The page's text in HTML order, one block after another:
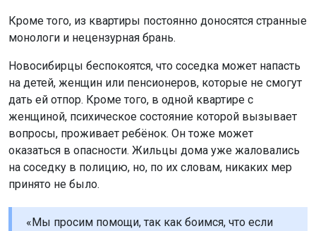
Кроме того, из квартиры постоянно доносятся странные
монологи и нецензурная брань.
Новосибирцы беспокоятся, что соседка может напасть
на детей, женщин или пенсионеров, которые не смогут
дать ей отпор. Кроме того, в одной квартире с
женщиной, психическое состояние которой вызывает
вопросы, проживает ребёнок. Он тоже может
оказаться в опасности. Жильцы дома уже жаловались
на соседку в полицию, но, по их словам, никаких мер
принято не было.
«Мы просим помощи, так как боимся, что если